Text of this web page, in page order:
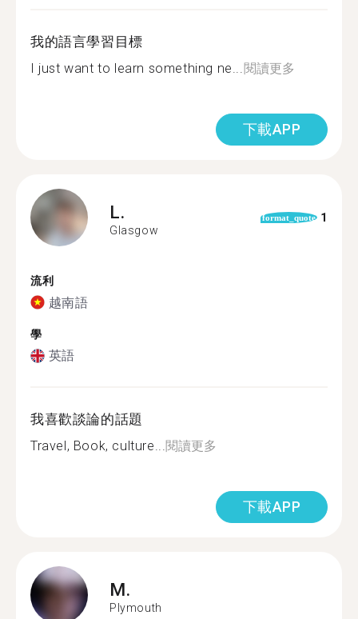
我的語言學習目標
I just want to learn something ne...閱讀更多
下載APP
L.
Glasgow
format_quote 1
流利
越南語
學
英語
我喜歡談論的話題
Travel, Book, culture...閱讀更多
下載APP
M.
Plymouth